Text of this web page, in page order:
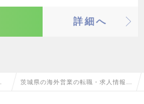
詳細へ
茨城県の海外営業の転職・求人情報一